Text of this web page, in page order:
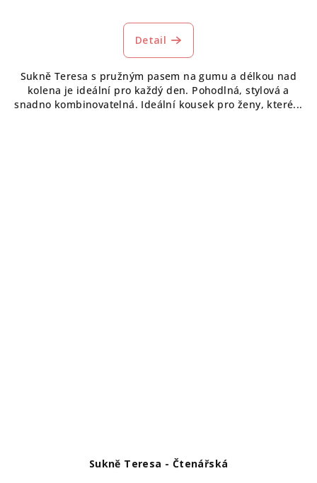
hodnocení
produktu
z
5
hvězdiček.
Detail
Sukně Teresa s pružným pasem na gumu a délkou nad
kolena je ideální pro každý den. Pohodlná, stylová a
snadno kombinovatelná. Ideální kousek pro ženy, které...
Sukně Teresa - Čtenářská